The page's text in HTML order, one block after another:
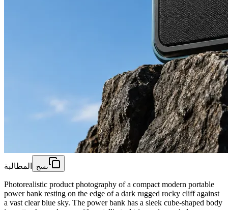
المطالبة نسخ
Photorealistic product photography of a compact modern portable
power bank resting on the edge of a dark rugged rocky cliff against
a vast clear blue sky. The power bank has a sleek cube-shaped body